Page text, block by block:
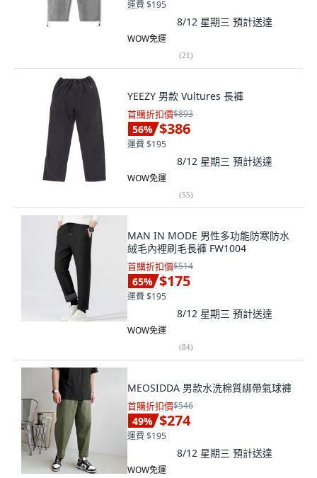
運費 $195
8/12 星期三 預計送達
WOW免運
(21)
YEEZY 男款 Vultures 長褲
首購折扣價$893
56% $386
運費 $195
8/12 星期三 預計送達
WOW免運
(55)
MAN IN MODE 男性多功能防寒防水
絨毛內裡刷毛長褲 FW1004
首購折扣價$514
65% $175
運費 $195
8/12 星期三 預計送達
WOW免運
(84)
MEOSIDDA 男款水洗棉質綁帶氣球褲
首購折扣價$546
49% $274
運費 $195
8/12 星期三 預計送達
WOW免運